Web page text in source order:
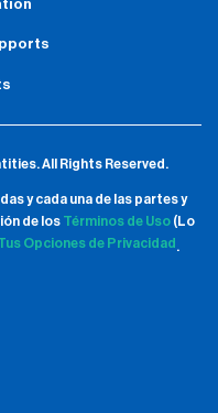
All Rights Reserved.
y cada una de las partes y
de los Términos de Uso(Lo
Opciones de Privacidad .